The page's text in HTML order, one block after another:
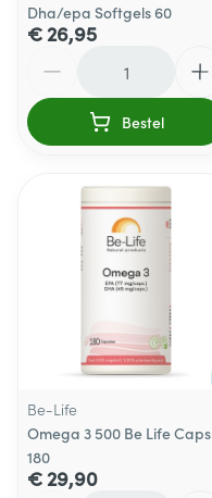
Dha/epa Softgels 60
€ 26,95
Bestel
Be-Life
Omega 3 500 Be Life Caps
180
€ 29,90